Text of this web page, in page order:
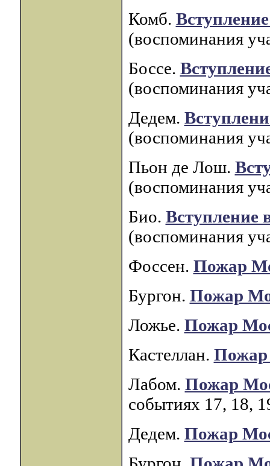
Комб.
(воспоминания
Боссе.
(воспоминания
Дедем.
(воспоминания
Пьон де Лош.
(воспоминания
Био. Вступление
(воспоминания
Фоссен. Пожар
Бургон. Пожар
Ложье. Пожар
Кастеллан.
Лабом. Пожар
событиях 17, 18,
Дедем. Пожар